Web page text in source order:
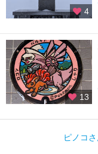
4
13
ピノコ